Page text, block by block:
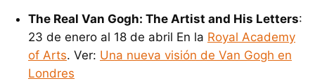
The Real Van Gogh: The Artist and His Letters:
23 de enero al 18 de abril En la Royal Academy
of Arts. Ver: Una nueva visión de Van Gogh en
Londres